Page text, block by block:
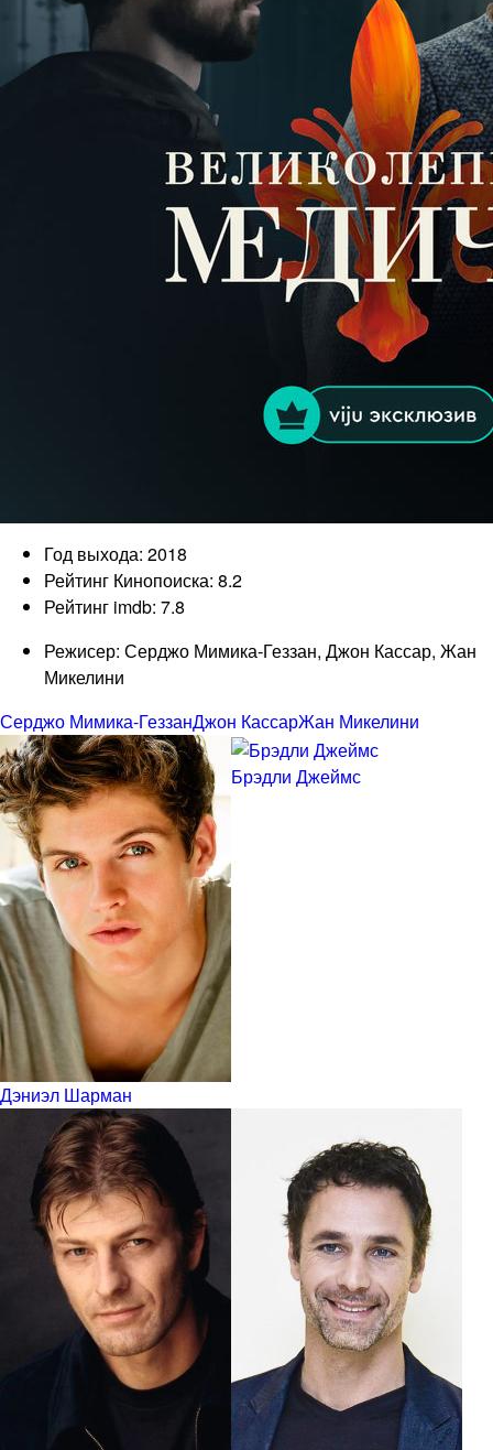
Год выхода: 2018
Рейтинг Кинопоиска: 8.2
Рейтинг imdb: 7.8
Режисер: Серджо Мимика-Геззан, Джон Кассар, Жан
Микелини
Серджо Мимика-ГеззанДжон КассарЖан Микелини
Дэниэл Шарман
Брэдли Джеймс